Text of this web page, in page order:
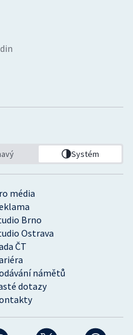
média
Brno
Ostrava
ČT
námětů
dotazy
Systém